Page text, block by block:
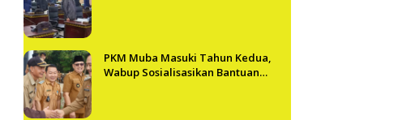
PKM Muba Masuki Tahun Kedua,
Wabup Sosialisasikan Bantuan